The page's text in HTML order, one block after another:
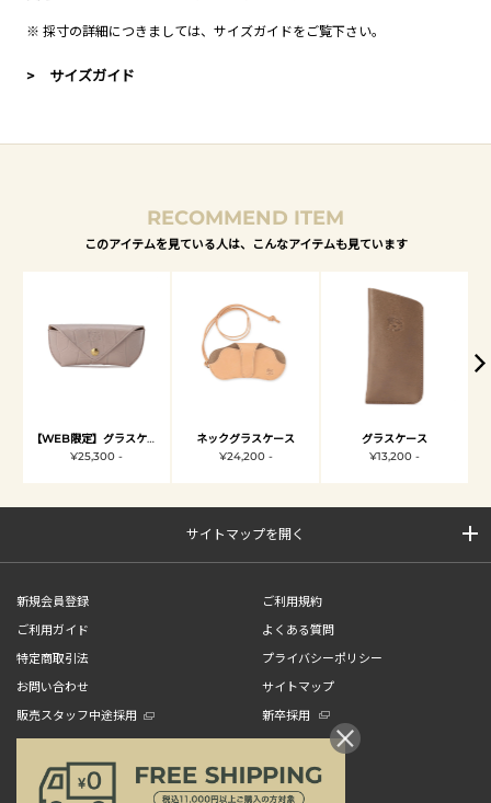
※ 採寸の詳細につきましては、 サイズガイドをご覧下さい。
> サイズガイド
RECOMMEND ITEM
このアイテムを見ている人は、こんなアイテムも見ています
【WEB限定】グラスケース
¥25,300 -
ネックグラスケース
¥24,200 -
グラスケース
¥13,200 -
サイトマップを開く
新規会員登録
ご利用規約
ご利用ガイド
よくある質問
特定商取引法
プライバシーポリシー
お問い合わせ
サイトマップ
販売スタッフ中途採用
新卒採用